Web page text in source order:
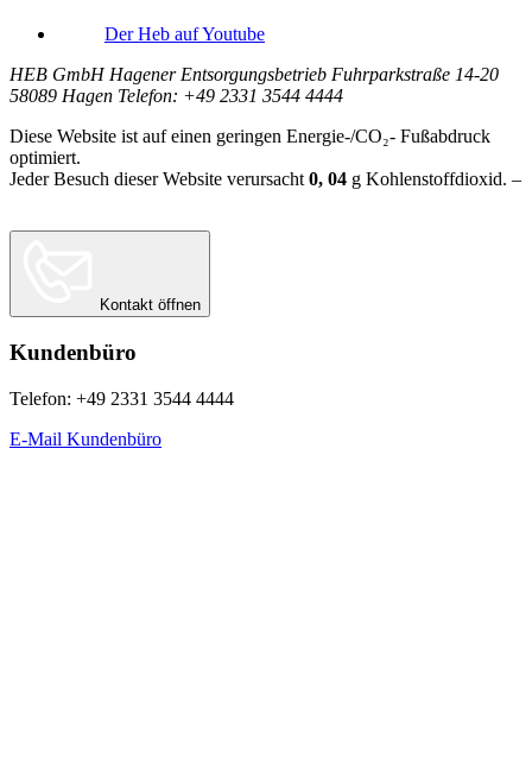
Der Heb auf Youtube
HEB GmbH Hagener Entsorgungsbetrieb Fuhrparkstraße 14-20
58089 Hagen Telefon: +49 2331 3544 4444
Diese Website ist auf einen geringen Energie-/CO₂- Fußabdruck
optimiert.
Jeder Besuch dieser Website verursacht 0, 04 g Kohlenstoffdioxid. –
Kontakt öffnen
Kundenbüro
Telefon: +49 2331 3544 4444
E-Mail Kundenbüro